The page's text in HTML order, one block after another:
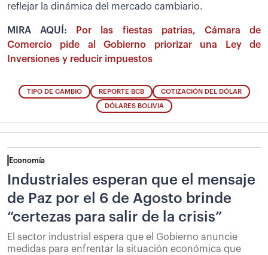
reflejar la dinámica del mercado cambiario.
MIRA AQUÍ:
Por las fiestas patrias, Cámara de
Comercio pide al Gobierno priorizar una Ley de
Inversiones y reducir impuestos
TIPO DE CAMBIO REPORTE BCB COTIZACIÓN DEL DÓLAR
DÓLARES BOLIVIA
Economía
Industriales esperan que el mensaje
de Paz por el 6 de Agosto brinde
“certezas para salir de la crisis”
El sector industrial espera que el Gobierno anuncie
medidas para enfrentar la situación económica que